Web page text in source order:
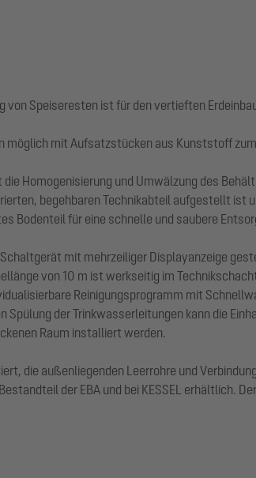
Speiseresten ist für den vertieften
möglich mit Aufsatzstücken aus Kunststoff
Homogenisierung und Umwälzung des
begehbaren Technikabteil aufgestellt
Bodenteil für eine schnelle und saubere
mit mehrzeiliger Displayanzeige
von 10 m ist werkseitig im
Reinigungsprogramm mit
der Trinkwasserleitungen kann die
Raum installiert werden.
die außenliegenden Leerrohre und
der EBA und bei KESSEL erhältlich.